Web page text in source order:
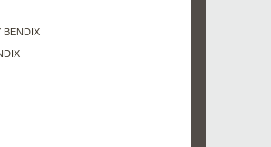
BENDIX